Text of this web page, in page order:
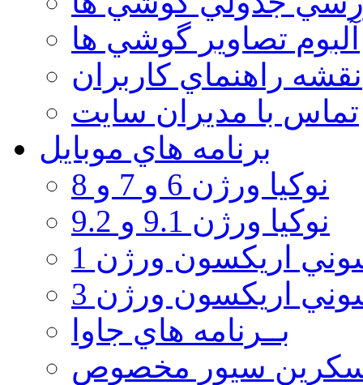
آلبوم تصاوير گوشي ها
نقشه راهنماي كاربران
تماس با مديران سايت
برنامه هاي موبايل
نوکیا ورژن 6 و 7 و 8
نوکیا ورژن 9.1 و 9.2
اريكسون ورژن 1
اريكسون ورژن 3
بــرنامه هاي جاوا
سيور مخصوص